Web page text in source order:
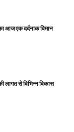
आज एक दर्दनाक विमान
लागत से विभिन्न विकास